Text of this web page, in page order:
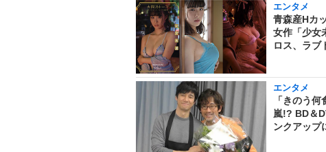
エンタメ
青森産Hカ
女作「少女
ロス、ラブ
エンタメ
「きのう
嵐!? BD＆
ンクアップ